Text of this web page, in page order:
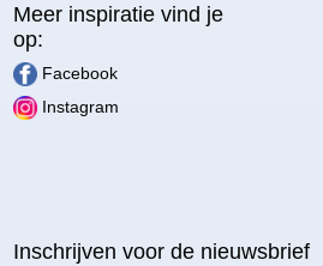
Meer inspiratie vind je
op:
Facebook
Instagram
Inschrijven voor de nieuwsbrief